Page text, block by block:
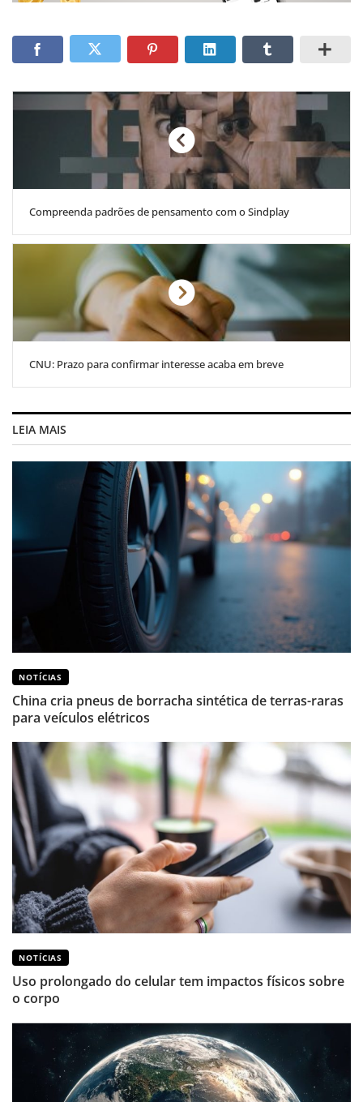
Compreenda padrões de pensamento com o Sindplay
CNU: Prazo para confirmar interesse acaba em breve
LEIA MAIS
NOTÍCIAS
China cria pneus de borracha sintética de terras-raras
para veículos elétricos
NOTÍCIAS
Uso prolongado do celular tem impactos físicos sobre
o corpo